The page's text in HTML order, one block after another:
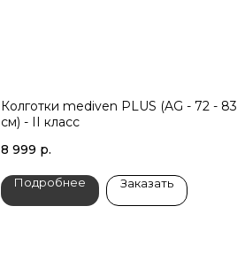
Колготки mediven PLUS (AG - 72 - 83
см) - II класс
8 999 р.
Подробнее Заказать